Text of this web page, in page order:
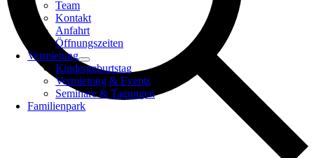
Team
Kontakt
Anfahrt
Öffnungszeiten
Vermietung
Kindergeburtstag
Vermietung & Events
Seminare & Tagungen
Familienpark